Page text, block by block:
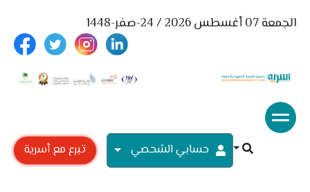
الجمعة 07 أغسطس 2026 / 24-صفر-1448
حسابي الشحصي تبرع مع أسرية